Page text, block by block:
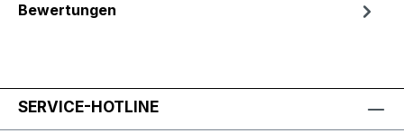
Bewertungen
SERVICE-HOTLINE